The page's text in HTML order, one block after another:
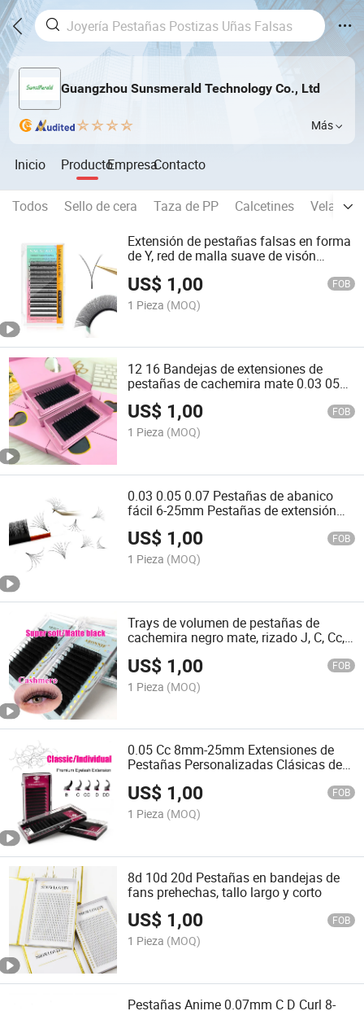
Guangzhou Sunsmerald Technology Co., Ltd
Más
Inicio ProductoEmpresaContacto
Todos Sello de cera Taza de PP Calcetines Vela
Extensión de pestañas falsas en forma
de Y, red de malla suave de visón
US$ 1,00 FOB
1 Pieza (MOQ)
12 16 Bandejas de extensiones de
pestañas de cachemira mate 0.03 05
07mm Pestaña
US$ 1,00 FOB
1 Pieza (MOQ)
0.03 0.05 0.07 Pestañas de abanico
fácil 6-25mm Pestañas de extensión
extremadamente suaves
US$ 1,00 FOB
1 Pieza (MOQ)
Trays de volumen de pestañas de
cachemira negro mate, rizado J, C, Cc,
US$ 1,00 FOB
1 Pieza (MOQ)
0.05 Cc 8mm-25mm Extensiones de
Pestañas Personalizadas Clásicas de
Terciopelo Negro Mate Oscuro
US$ 1,00 FOB
1 Pieza (MOQ)
8d 10d 20d Pestañas en bandejas de
fans prehechas, tallo largo y corto
US$ 1,00 FOB
1 Pieza (MOQ)
Pestañas Anime 0.07mm C D Curl 8-